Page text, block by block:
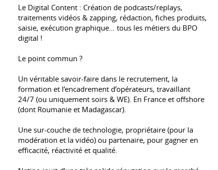
Le Digital Content : Création de podcasts/replays,
traitements vidéos & zapping, rédaction, fiches produits,
saisie, exécution graphique… tous les métiers du BPO
digital !
Le point commun ?
Un véritable savoir-faire dans le recrutement, la
formation et l’encadrement d’opérateurs, travaillant
24/7 (ou uniquement soirs & WE). En France et offshore
(dont Roumanie et Madagascar).
Une sur-couche de technologie, propriétaire (pour la
modération et la vidéo) ou partenaire, pour gagner en
efficacité, réactivité et qualité.